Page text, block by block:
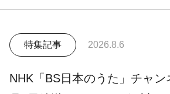
特集記事 2026.8.6
NHK「BS日本のうた」チャン